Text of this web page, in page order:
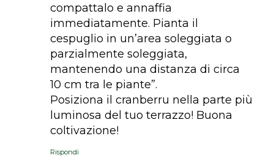
compattalo e annaffia
immediatamente. Pianta il
cespuglio in un’area soleggiata o
parzialmente soleggiata,
mantenendo una distanza di circa
10 cm tra le piante”.
Posiziona il cranberru nella parte più
luminosa del tuo terrazzo! Buona
coltivazione!
Rispondi